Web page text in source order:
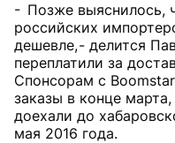
- Позже выяснилось,
российских
дешевле, - делится
переплатили за
Спонсорам с
заказы в конце
доехали до
мая 2016 года.